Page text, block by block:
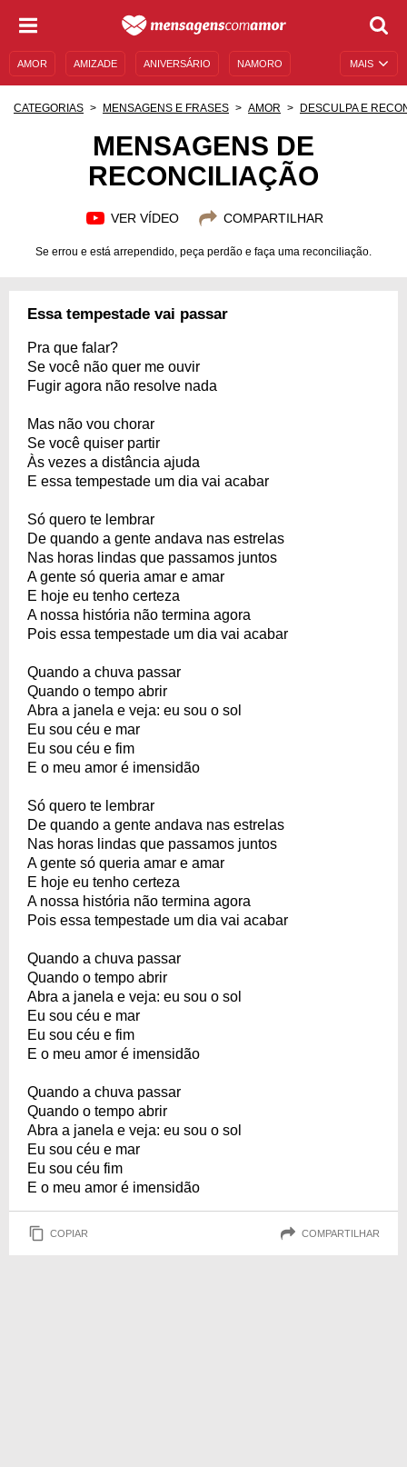
MAIS
AMOR AMIZADE ANIVERSÁRIO NAMORO
MENSAGENS E FRASES MENSAGENS DE ANIVERSÁRIO
CATEGORIAS MENSAGENS E FRASES AMOR DESCULPA E
MENSAGENS DE
RECONCILIAÇÃO
VER VÍDEO COMPARTILHAR
Se errou e está arrependido, peça perdão e faça uma reconciliação.
Essa tempestade vai passar
Pra que falar?
Se você não quer me ouvir
Fugir agora não resolve nada
Mas não vou chorar
Se você quiser partir
Às vezes a distância ajuda
E essa tempestade um dia vai acabar
Só quero te lembrar
De quando a gente andava nas estrelas
Nas horas lindas que passamos juntos
A gente só queria amar e amar
E hoje eu tenho certeza
A nossa história não termina agora
Pois essa tempestade um dia vai acabar
Quando a chuva passar
Quando o tempo abrir
Abra a janela e veja: eu sou o sol
Eu sou céu e mar
Eu sou céu e fim
E o meu amor é imensidão
Só quero te lembrar
De quando a gente andava nas estrelas
Nas horas lindas que passamos juntos
A gente só queria amar e amar
E hoje eu tenho certeza
A nossa história não termina agora
Pois essa tempestade um dia vai acabar
Quando a chuva passar
Quando o tempo abrir
Abra a janela e veja: eu sou o sol
Eu sou céu e mar
Eu sou céu e fim
E o meu amor é imensidão
Quando a chuva passar
Quando o tempo abrir
Abra a janela e veja: eu sou o sol
Eu sou céu e mar
Eu sou céu fim
E o meu amor é imensidão
COPIAR COMPARTILHAR